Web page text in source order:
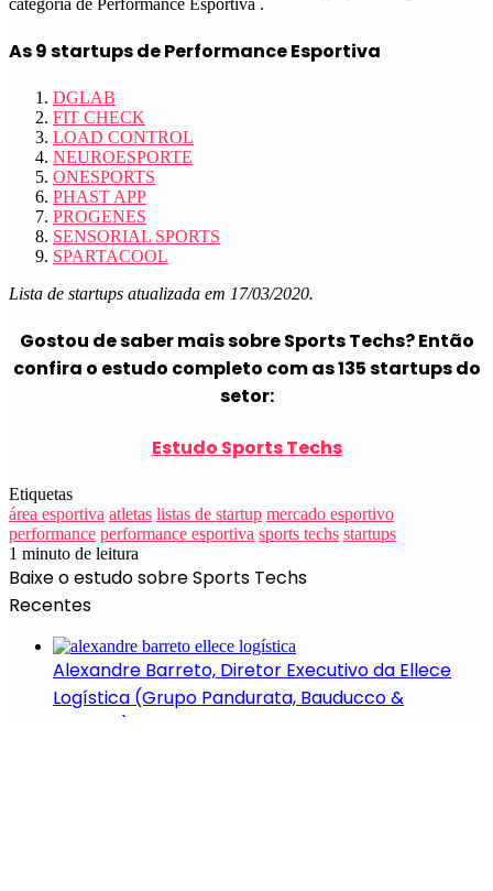
As 9 startups de Performance Esportiva
DGLAB
FIT CHECK
LOAD CONTROL
NEUROESPORTE
ONESPORTS
PHAST APP
PROGENES
SENSORIAL SPORTS
SPARTACOOL
Lista de startups atualizada em 17/03/2020.
Gostou de saber mais sobre Sports Techs? Então
confira o estudo completo com as 135 startups do
setor:
Estudo Sports Techs
Etiquetas
área esportiva atletas listas de startup mercado esportivo
performance performance esportiva sports techs startups
1 minuto de leitura
Baixe o estudo sobre Sports Techs
Recentes
Alexandre Barreto, Diretor Executivo da Ellece
Logística (Grupo Pandurata, Bauducco &
Visconti)